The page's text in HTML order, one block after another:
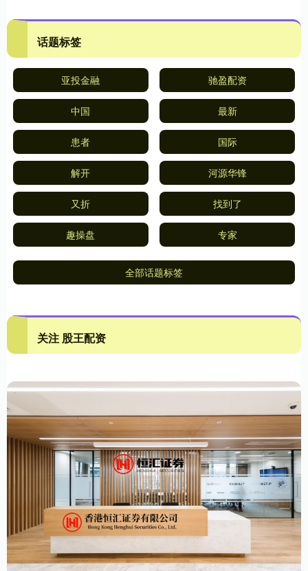
话题标签
亚投金融 驰盈配资
中国 最新
患者 国际
解开 河源华锋
又折 找到了
趣操盘 专家
全部话题标签
关注 股王配资